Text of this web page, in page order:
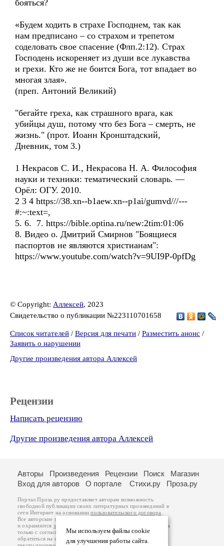
бояться?
«Будем ходить в страхе Господнем, так как
нам предписано – со страхом и трепетом
соделовать свое спасение (Флп.2:12). Страх
Господень искореняет из души все лукавства
и грехи. Кто же не боится Бога, тот впадает во
многая злая».
(преп. Антоний Великий)
"бегайте греха, как страшного врага, как
убийцы душ, потому что без Бога – смерть, не
жизнь." (прот. Иоанн Кронштадский,
Дневник, том 3.)
1 Некрасов С. И., Некрасова Н. А. Философия
науки и техники: тематический словарь. —
Орёл: ОГУ. 2010.
2 3 4 https://38.xn--b1aew.xn--p1ai/gumvd///---
#:~:text=,
5. 6. 7. https://bible.optina.ru/new:2tim:01:06
8. Видео о. Дмитрий Смирнов "Боящиеся
паспортов не являются христианам":
https://www.youtube.com/watch?v=9UI9P-0pfDg
© Copyright: Аллексей, 2023
Свидетельство о публикации №223110701658
Список читателей / Версия для печати / Разместить анонс /
Заявить о нарушении
Другие произведения автора Аллексей
Рецензии
Написать рецензию
Другие произведения автора Аллексей
Мы используем файлы cookie
для улучшения работы сайта.
Авторы Произведения Рецензии Поиск
Магазин
Вход для авторов
О портале Стихи.ру Проза.ру
Портал Проза.ру предоставляет авторам возможность
свободной публикации своих литературных произведений в
сети Интернет на основаниипользовательского договора
Все авторские права на произведения принадлежат авторам
и охраняются законом
. Перепечатка произведений возможна
только с согласия его автора, к которому вы можете
обратиться на его авторской странице. Ответственность за